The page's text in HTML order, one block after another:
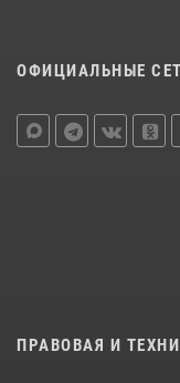
ОФИЦИАЛЬНЫЕ
ПРАВОВАЯ И